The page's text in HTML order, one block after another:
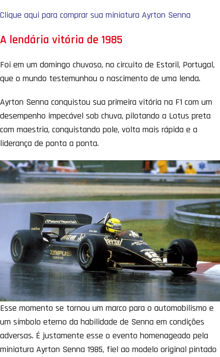
Clique aqui para comprar sua miniatura Ayrton Senna
A lendária vitória de 1985
Foi em um domingo chuvoso, no circuito de Estoril, Portugal,
que o mundo testemunhou o nascimento de uma lenda.
Ayrton Senna conquistou sua primeira vitória na F1 com um
desempenho impecável sob chuva, pilotando a Lotus preta
com maestria, conquistando pole, volta mais rápida e a
liderança de ponta a ponta.
Esse momento se tornou um marco para o automobilismo e
um símbolo eterno da habilidade de Senna em condições
adversas. É justamente esse o evento homenageado pela
miniatura Ayrton Senna 1985, fiel ao modelo original pintado